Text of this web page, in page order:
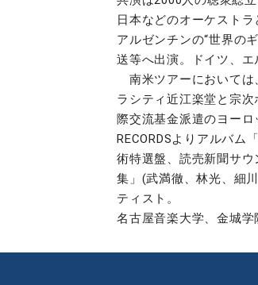
日本などのオーケストラ
アルゼンチンの“世界の
送等へ出演。ドイツ、
南米ツアーにおいては
ラシティ近江楽堂と宗
際交流基金派遣のヨー
RECORDSよりアルバ
術特選盤、読売新聞サ
集」(武満徹、林光、細
ティスト。
名古屋音楽大学、金城